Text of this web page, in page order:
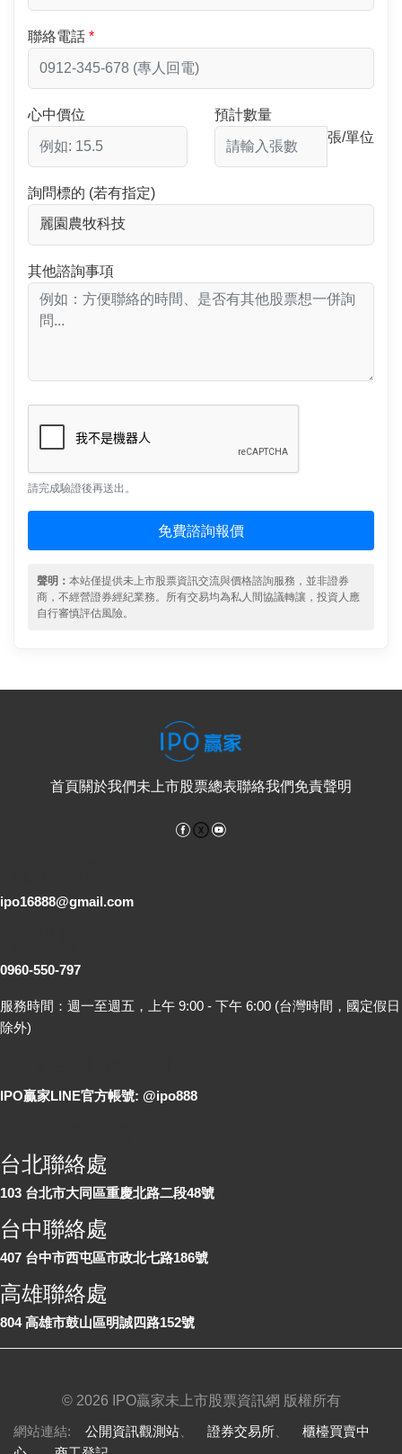
聯絡電話
心中價位
預計數量
張/單位
詢問標的 (若有指定)
其他諮詢事項
請完成驗證後再送出。
免費諮詢報價
聲明： 本站僅提供未上市股票資訊交流與價格諮詢服務，並非證券
商，不經營證券經紀業務。所有交易均為私人間協議轉讓，投資人應
自行審慎評估風險。
首頁關於我們未上市股票總表聯絡我們免責聲明
Facebook
ipo16888@gmail.com
0960-550-797
服務時間：週一至週五，上午 9:00 - 下午 6:00 (台灣時間，國定假日
除外)
IPO贏家LINE官方帳號: @ipo888
台北聯絡處
103 台北市大同區重慶北路二段48號
台中聯絡處
407 台中市西屯區市政北七路186號
高雄聯絡處
804 高雄市鼓山區明誠四路152號
© 2026 IPO贏家未上市股票資訊網 版權所有
網站連結: 公開資訊觀測站 證券交易所
櫃檯買賣中